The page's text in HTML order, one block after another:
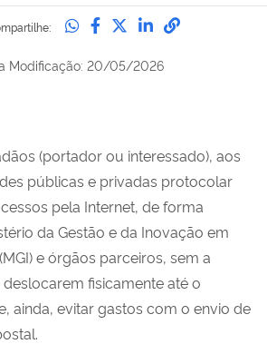
Compartilhe no
Compartilhe no
Compartilhe no
Compartilhe
Modificação: 20/05/2026
(portador ou interessado), aos
públicas e privadas protocolar
pela Internet, de forma
da Gestão e da Inovação em
(MGI) e órgãos parceiros, sem a
fisicamente até o
ainda, evitar gastos com o envio de